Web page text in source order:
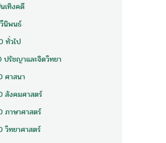
เทิงคดี
นิพนธ์
ทั่วไป
ปรัชญาและจิตวิทยา
ศาสนา
สังคมศาสตร์
ภาษาศาสตร์
วิทยาศาสตร์